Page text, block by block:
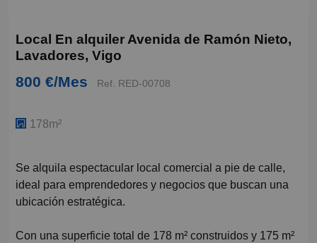
Local En alquiler Avenida de Ramón Nieto,
Lavadores, Vigo
800 €/Mes Ref. RED-00708
178m²
Se alquila espectacular local comercial a pie de calle,
ideal para emprendedores y negocios que buscan una
ubicación estratégica.
Con una superficie total de 178 m² construidos y 175 m²